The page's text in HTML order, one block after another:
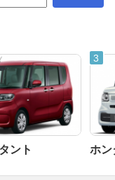
ント ホン